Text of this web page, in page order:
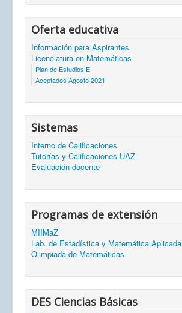
Oferta educativa
Información para Aspirantes
Licenciatura en Matemáticas
Plan de Estudios E
Aceptados Agosto 2021
Sistemas
Interno de Calificaciones
Tutorías y Calificaciones UAZ
Evaluación docente
Programas de extensión
MIIMaZ
Lab. de Estadística y Matemática Aplicada
Olimpiada de Matemáticas
DES Ciencias Básicas